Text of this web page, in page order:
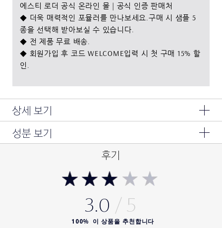
에스티 로더 공식 온라인 몰 | 공식 인증 판매처
◆ 더욱 매력적인 포뮬러를 만나보세요.구매 시 샘플 5
종을 선택해 받아보실 수 있습니다.
◆ 전 제품 무료 배송.
◆ 회원가입 후 코드 WELCOME입력 시 첫 구매 15% 할
인.
상세 보기
수프림+ 유스 파워 아이 밤은 더 탄탄해지고 빛나며 영양이 풍부
하고 리프팅 되어 보이는 눈가를 만들어 줍니다. 히비스커스-8
및 모링가 추출물을 함유한 이 아이 밤은 피부 탄력을 크게 개선
해 눈가 부기를 빼주고 더 리프팅 된 눈가를 선사합니다. 눈가 주
름 및 다크 서클이 감소에 도움을 줍니다.
성분 보기
정제수,메틸트라이메티콘,프로판다이올,아이소도데케인,폴리에
틸렌,다이메티콘,부틸렌글라이콜,하이드로제네이티드폴리아이소
부텐,다이메티콘/비닐다이메티콘크로스폴리머,세틸피이지/피피
소노나노에이트,드럼스틱씨추출물,히비스커스 시넨시스 꽃 추출
물,소듐하이알루로네이트,아세틸헥사펩타이드-8,호스테일켈프추
출물,유청단백질,프리클리페어추출물,아세틸글루코사민,토코페
후기
3.0
100% 이 상품을 추천합니다